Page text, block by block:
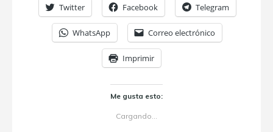
Twitter Facebook Telegram
WhatsApp Correo electrónico
Imprimir
Me gusta esto:
Cargando...